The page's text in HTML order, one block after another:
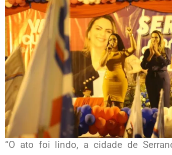
“O ato foi lindo, a cidade de